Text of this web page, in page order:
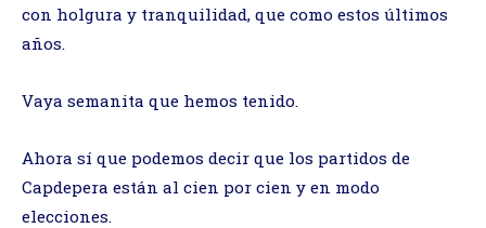
con holgura y tranquilidad, que como estos últimos
años.
Vaya semanita que hemos tenido.
Ahora sí que podemos decir que los partidos de
Capdepera están al cien por cien y en modo
elecciones.